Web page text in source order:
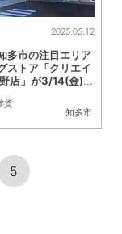
知多市
2025.05.12
多市の注目エリア
ストア「クリエイ
店」が3/14(金)オ
貨
5